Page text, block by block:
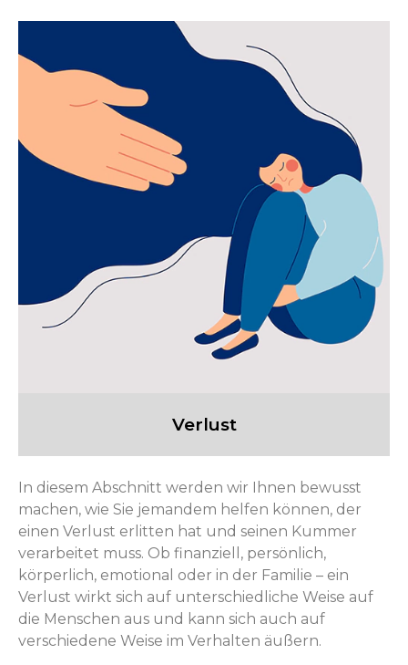
Verlust
In diesem Abschnitt werden wir Ihnen bewusst
machen, wie Sie jemandem helfen können, der
einen Verlust erlitten hat und seinen Kummer
verarbeitet muss. Ob finanziell, persönlich,
körperlich, emotional oder in der Familie – ein
Verlust wirkt sich auf unterschiedliche Weise auf
die Menschen aus und kann sich auch auf
verschiedene Weise im Verhalten äußern.